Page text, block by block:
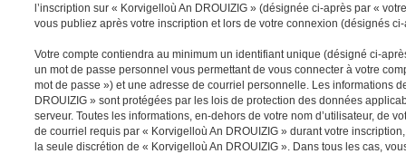
l’inscription sur « Korvigelloù An DROUIZIG » (désignée ci-après par «
vous publiez après votre inscription et lors de votre connexion (désignés
Votre compte contiendra au minimum un identifiant unique (désigné ci-
un mot de passe personnel vous permettant de vous connecter à votre
mot de passe ») et une adresse de courriel personnelle. Les informations
DROUIZIG » sont protégées par les lois de protection des données
serveur. Toutes les informations, en-dehors de votre nom d’utilisateur, de
de courriel requis par « Korvigelloù An DROUIZIG » durant votre
la seule discrétion de « Korvigelloù An DROUIZIG ». Dans tous les cas,